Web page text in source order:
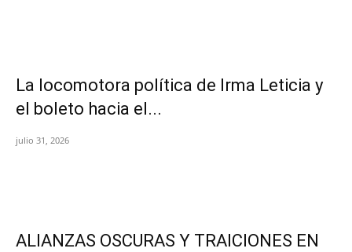
La locomotora política de Irma Leticia y
el boleto hacia el...
julio 31, 2026
ALIANZAS OSCURAS Y TRAICIONES EN